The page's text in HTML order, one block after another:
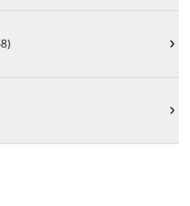
) 
